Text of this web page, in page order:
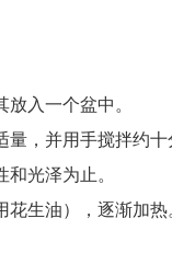
入一个盆中。
，并用手搅拌约十
光泽为止。
生油），逐渐加热